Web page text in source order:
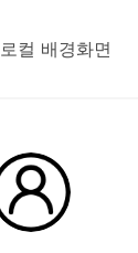
로컬 배경화면